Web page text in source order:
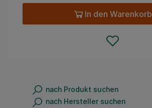
In den Warenkorb
nach Produkt suchen
nach Hersteller suchen